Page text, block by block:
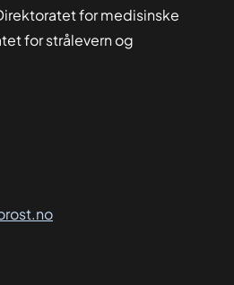
for medisinske
for strålevern og